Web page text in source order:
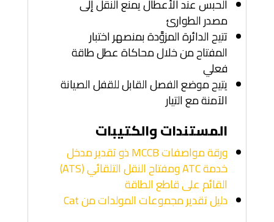
الحبس عند الأعطال يمنع النقل إلى
مصدر الطوارئ
تتيح الدائرة المزوَّدة بمنصهر اختبار
المفتاح من خلال محاكاة عطل طاقة
فعلي
يتيح موضع الفصل القابل للقفل الصيانة
الآمنة مع التيار
المستندات والكتيبات
ورقة مواصفات MCCB ذو تقدير مدخل
خدمة ATC ومفتاح النقل التلقائي (ATS)
القائم على قاطع الطاقة
دليل تقدير مجموعات المولدات من Cat